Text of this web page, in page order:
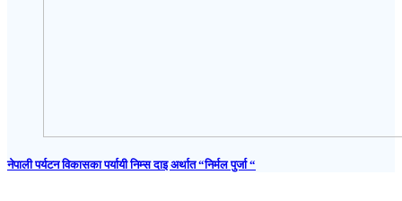
नेपाली पर्यटन विकासका पर्यायी निम्स दाइ अर्थात “निर्मल पुर्जा “